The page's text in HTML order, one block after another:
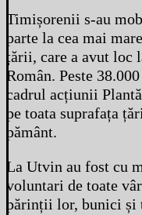
Timișorenii s-au
parte la cea mai
țării, care a avut loc
Român. Peste
cadrul acțiunii
pe toata suprafața
pământ.
La Utvin au fost cu
voluntari de toate
părinții lor, bunici și